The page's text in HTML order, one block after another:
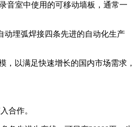
音室中使用的可移动墙板，通常一
动埋弧焊接四条先进的自动化生产
以满足快速增长的国内市场需求，
合作。